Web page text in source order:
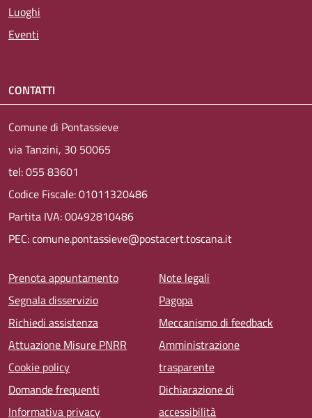
Luoghi
Eventi
CONTATTI
Comune di Pontassieve
via Tanzini, 30 50065
tel: 055 83601
Codice Fiscale: 01011320486
Partita IVA: 00492810486
PEC: comune.pontassieve@postacert.toscana.it
Menu piè di pagina
Prenota appuntamento
Segnala disservizio
Richiedi assistenza
Attuazione Misure PNRR
Cookie policy
Domande frequenti
Informativa privacy
Note legali
Pagopa
Meccanismo di feedback
Amministrazione
trasparente
Dichiarazione di
accessibilità